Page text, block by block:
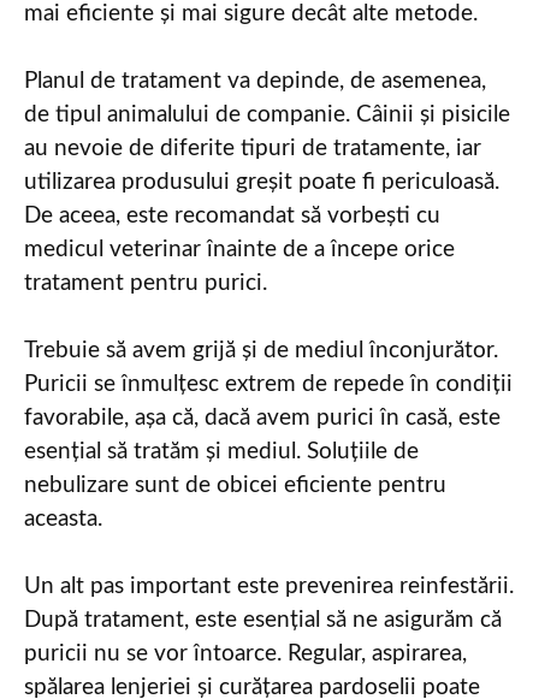
mai eficiente și mai sigure decât alte metode.
Planul de tratament va depinde, de asemenea,
de tipul animalului de companie. Câinii și pisicile
au nevoie de diferite tipuri de tratamente, iar
utilizarea produsului greșit poate fi periculoasă.
De aceea, este recomandat să vorbești cu
medicul veterinar înainte de a începe orice
tratament pentru purici.
Trebuie să avem grijă și de mediul înconjurător.
Puricii se înmulțesc extrem de repede în condiții
favorabile, așa că, dacă avem purici în casă, este
esențial să tratăm și mediul. Soluțiile de
nebulizare sunt de obicei eficiente pentru
aceasta.
Un alt pas important este prevenirea reinfestării.
După tratament, este esențial să ne asigurăm că
puricii nu se vor întoarce. Regular, aspirarea,
spălarea lenjeriei și curățarea pardoselii poate